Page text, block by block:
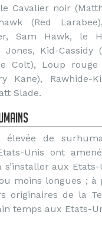
Cavalier noir
(Red
Sam Hawk, le
Jones, Kid-Cassidy
Colt), Loup rouge
Kane), Rawhide-
Slade.
élevée de
Unis ont
s’installer aux
moins longues ; à
originaires de la
temps aux Etats-